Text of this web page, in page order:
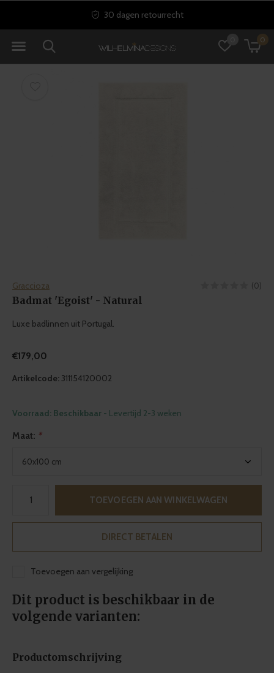
0
30 dagen retourrecht
Graccioza (0)
Badmat 'Egoist' - Natural
Luxe badlinnen uit Portugal.
€179,00
Artikelcode: 311154120002
Voorraad: Beschikbaar - Levertijd 2-3 weken
Maat: *
TOEVOEGEN AAN WINKELWAGEN
DIRECT BETALEN
Toevoegen aan vergelijking
Dit product is beschikbaar in de
volgende varianten:
Productomschrijving